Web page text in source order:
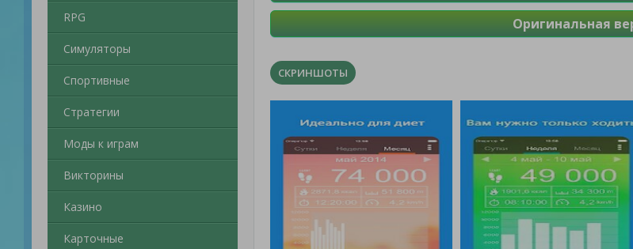
RPG
Симуляторы
Спортивные
Стратегии
Моды к играм
Викторины
Казино
Карточные
Оригинальная
СКРИНШОТЫ